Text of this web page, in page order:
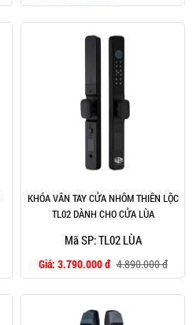
KHÓA VÂN TAY CỬA NHÔM THIÊN LỘC
TL02 DÀNH CHO CỬA LÙA
Mã SP: TL02 LÙA
Giá: 3.790.000 đ 4.890.000 đ